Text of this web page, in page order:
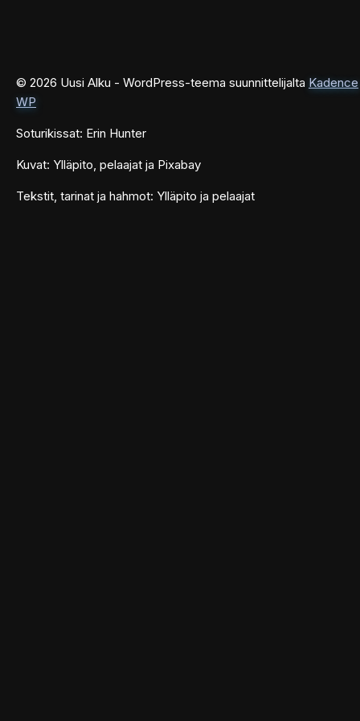
© 2026 Uusi Alku - WordPress-teema suunnittelijalta Kadence
WP
Soturikissat: Erin Hunter
Kuvat: Ylläpito, pelaajat ja Pixabay
Tekstit, tarinat ja hahmot: Ylläpito ja pelaajat